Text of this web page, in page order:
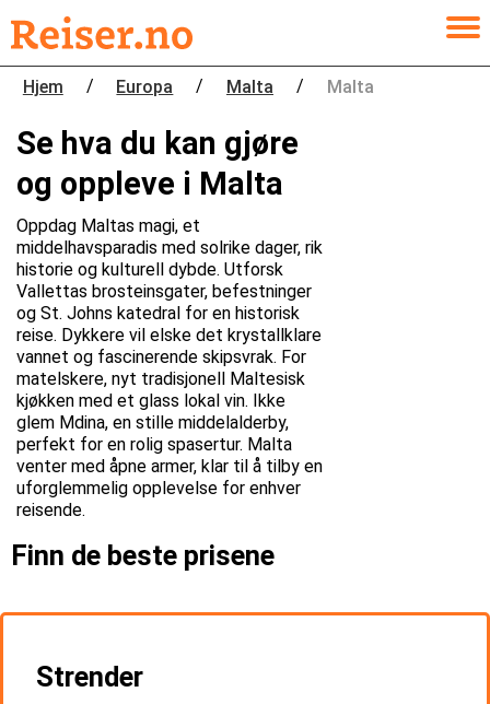
Hjem / Europa / Malta / Malta
Se hva du kan gjøre
og oppleve i Malta
Oppdag Maltas magi, et
middelhavsparadis med solrike dager, rik
historie og kulturell dybde. Utforsk
Vallettas brosteinsgater, befestninger
og St. Johns katedral for en historisk
reise. Dykkere vil elske det krystallklare
vannet og fascinerende skipsvrak. For
matelskere, nyt tradisjonell Maltesisk
kjøkken med et glass lokal vin. Ikke
glem Mdina, en stille middelalderby,
perfekt for en rolig spasertur. Malta
venter med åpne armer, klar til å tilby en
uforglemmelig opplevelse for enhver
reisende.
Finn de beste prisene
Strender